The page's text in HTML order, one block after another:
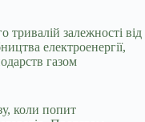
залежності від
електроенергії,
газом
коли попит